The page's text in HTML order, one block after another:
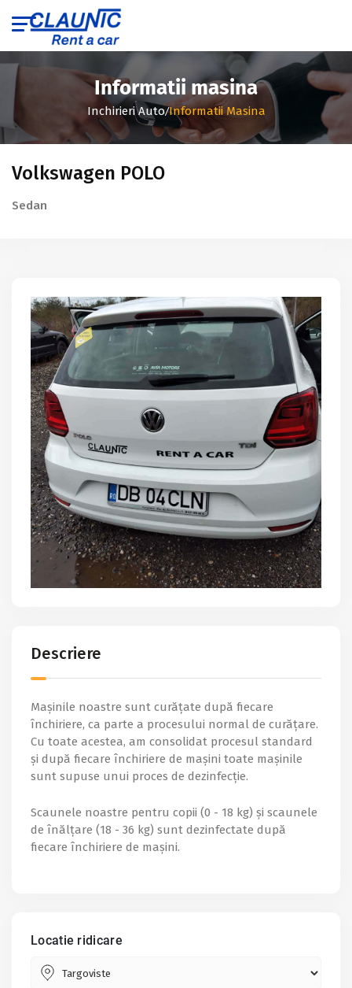
Informatii masina
Inchirieri Auto/Informatii Masina
Volkswagen POLO
Sedan
Descriere
Mașinile noastre sunt curățate după fiecare
închiriere, ca parte a procesului normal de curățare.
Cu toate acestea, am consolidat procesul standard
și după fiecare închiriere de mașini toate mașinile
sunt supuse unui proces de dezinfecție.
Scaunele noastre pentru copii (0 - 18 kg) și scaunele
de înălțare (18 - 36 kg) sunt dezinfectate după
fiecare închiriere de mașini.
Locatie ridicare